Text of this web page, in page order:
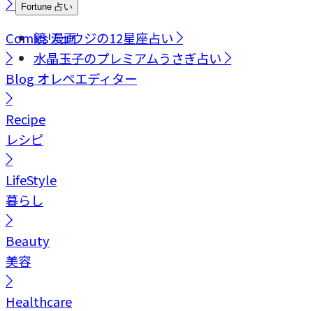
Fortune 占い
鏡リュウジの12星座占い
水晶玉子のプレミアムうさぎ占い
Comics漫画
Blog オレペエディター
Recipe
レシピ
LifeStyle
暮らし
Beauty
美容
Healthcare